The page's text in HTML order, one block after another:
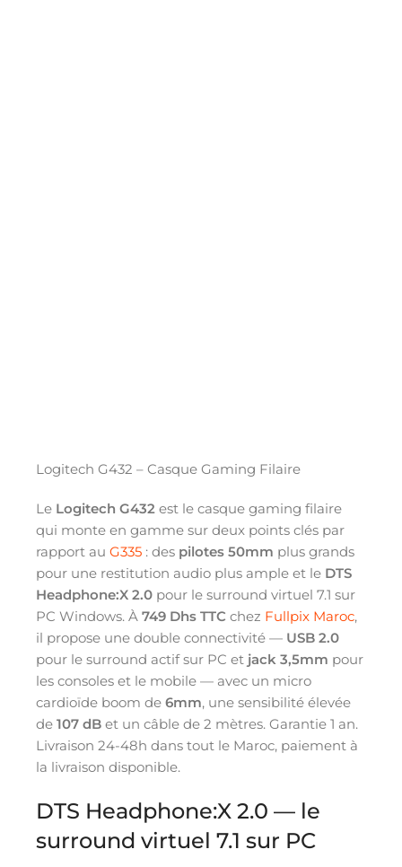
Logitech G432 – Casque Gaming Filaire
Le Logitech G432 est le casque gaming filaire
qui monte en gamme sur deux points clés par
rapport au G335 : des pilotes 50mm plus grands
pour une restitution audio plus ample et le DTS
Headphone:X 2.0 pour le surround virtuel 7.1 sur
PC Windows. À 749 Dhs TTC chez Fullpix Maroc,
il propose une double connectivité — USB 2.0
pour le surround actif sur PC et jack 3,5mm pour
les consoles et le mobile — avec un micro
cardioïde boom de 6mm, une sensibilité élevée
de 107 dB et un câble de 2 mètres. Garantie 1 an.
Livraison 24-48h dans tout le Maroc, paiement à
la livraison disponible.
DTS Headphone:X 2.0 — le
surround virtuel 7.1 sur PC